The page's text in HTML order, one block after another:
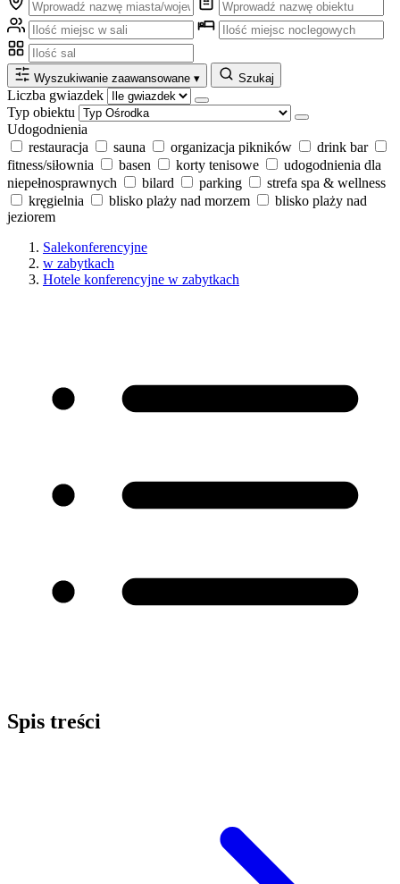
Wyszukiwanie zaawansowane ▾ Szukaj
Liczba gwiazdek
Typ obiektu
Udogodnienia
restauracja
sauna organizacja pikników
drink bar
fitness/siłownia
basen korty tenisowe
udogodnienia dla
niepełnosprawnych
bilard parking
strefa spa & wellness
kręgielnia
blisko plaży nad morzem
blisko plaży nad
jeziorem
Salekonferencyjne
w zabytkach
Hotele konferencyjne w zabytkach
Spis treści